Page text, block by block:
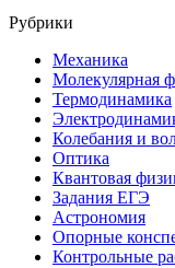
Рубрики
Механика
Молекулярная
Термодинамика
Колебания и
Оптика
Квантовая
Задания ЕГЭ
Астрономия
Опорные
Контрольные